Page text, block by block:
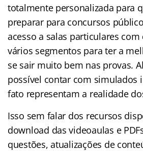
totalmente personalizada para
preparar para concursos
acesso a salas particulares
vários segmentos para ter a
se sair muito bem nas provas.
possível contar com simulados
fato representam a realidade
Isso sem falar dos recursos
download das videoaulas e
questões, atualizações de